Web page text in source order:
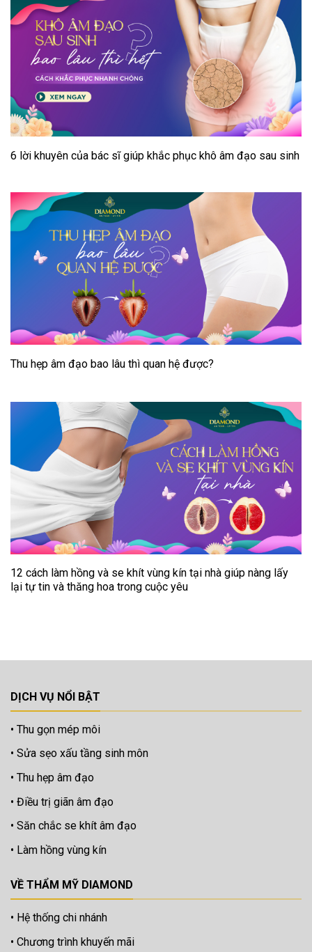
6 lời khuyên của bác sĩ giúp khắc phục khô âm đạo sau sinh
Thu hẹp âm đạo bao lâu thì quan hệ được?
12 cách làm hồng và se khít vùng kín tại nhà giúp nàng lấy
lại tự tin và thăng hoa trong cuộc yêu
DỊCH VỤ NỔI BẬT
Thu gọn mép môi
Sửa sẹo xấu tầng sinh môn
Thu hẹp âm đạo
Điều trị giãn âm đạo
Săn chắc se khít âm đạo
Làm hồng vùng kín
VỀ THẨM MỸ DIAMOND
Hệ thống chi nhánh
Chương trình khuyến mãi